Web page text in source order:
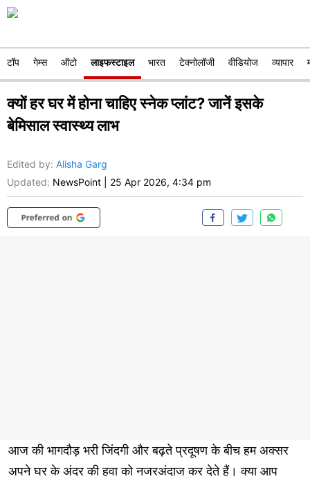
टॉप गेम्स ऑटो लाइफस्टाइल भारत टेक्नोलॉजी वीडियोज व्यापार
क्यों हर घर में होना चाहिए स्नेक प्लांट? जानें इसके
बेमिसाल स्वास्थ्य लाभ
Edited by: Alisha Garg
Updated: NewsPoint 25 Apr 2026, 4:34 pm
आज की भागदौड़ भरी जिंदगी और बढ़ते प्रदूषण के बीच हम अक्सर
अपने घर के अंदर की हवा को नजरअंदाज कर देते हैं। क्या आप